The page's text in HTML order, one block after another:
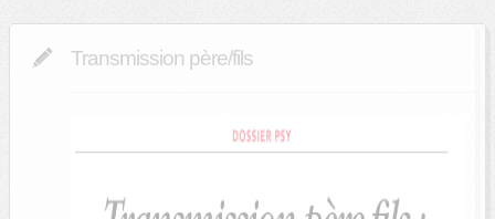
Transmission père/fils